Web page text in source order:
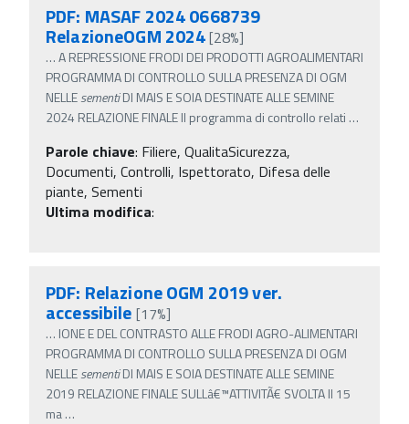
PDF: MASAF 2024 0668739
RelazioneOGM 2024[28%]
…A REPRESSIONE FRODI DEI PRODOTTI AGROALIMENTARI
PROGRAMMA DI CONTROLLO SULLA PRESENZA DI OGM
NELLEsementiDI MAIS E SOIA DESTINATE ALLE SEMINE
2024 RELAZIONE FINALE Il programma di controllo relati …
Parole chiave: Filiere, QualitaSicurezza,
Documenti, Controlli, Ispettorato, Difesa delle
piante, Sementi
Ultima modifica:
PDF: Relazione OGM 2019 ver.
accessibile [17%]
… IONE E DEL CONTRASTO ALLE FRODI AGRO-ALIMENTARI
PROGRAMMA DI CONTROLLO SULLA PRESENZA DI OGM
NELLEsementiDI MAIS E SOIA DESTINATE ALLE SEMINE
2019 RELAZIONE FINALE SULLâ€™ATTIVITÃ€ SVOLTA Il 15
ma…